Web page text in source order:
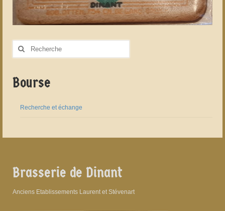
Rechercher
Bourse
Recherche et échange
Brasserie de Dinant
Anciens Etablissements Laurent et Stévenart